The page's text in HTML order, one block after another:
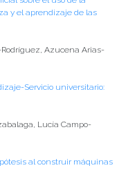
y el aprendizaje de las
Azucena Arias-
Servicio universitario:
Lucía Campo-
al construir máquinas